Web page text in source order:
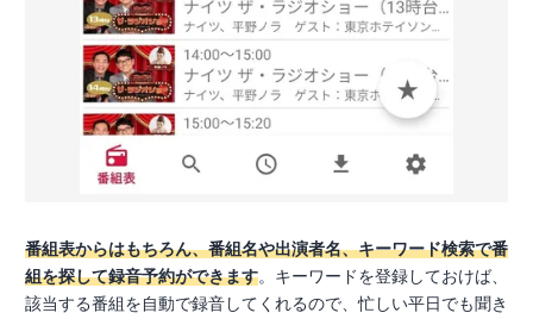
番組表からはもちろん、番組名や出演者名、キーワード検索で番
組を探して録音予約ができます。キーワードを登録しておけば、
該当する番組を自動で録音してくれるので、忙しい平日でも聞き